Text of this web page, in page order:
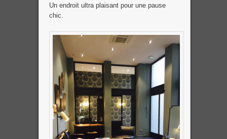
Un endroit ultra plaisant pour une pause
chic.